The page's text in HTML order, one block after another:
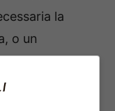
la
o un